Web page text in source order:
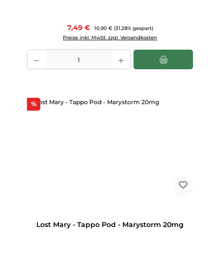
Verkaufspreis:
7,49 € Regulärer Preis:
10,90 € (31.28% gespart)
Preise inkl. MwSt. zzgl. Versandkosten
Produkt Anzahl: Gib den gewünschten Wert ein oder benutze die
%Rabatt
Lost Mary - Tappo Pod - Marystorm 20mg